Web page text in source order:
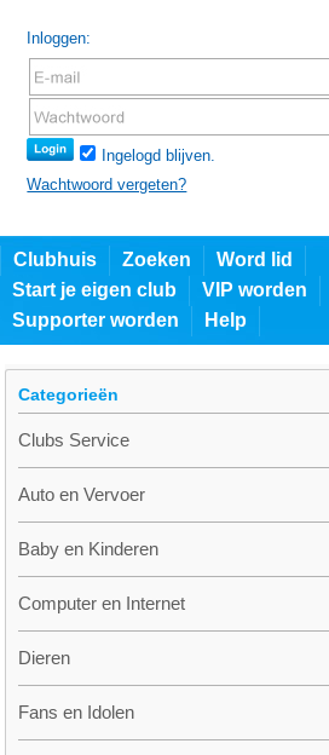
Inloggen:
Ingelogd blijven.
Wachtwoord vergeten?
Clubhuis Zoeken
Word lid
Start je eigen club
VIP worden
Supporter worden
Help
Categorieën
Clubs Service
Auto en Vervoer
Baby en Kinderen
Computer en Internet
Dieren
Fans en Idolen